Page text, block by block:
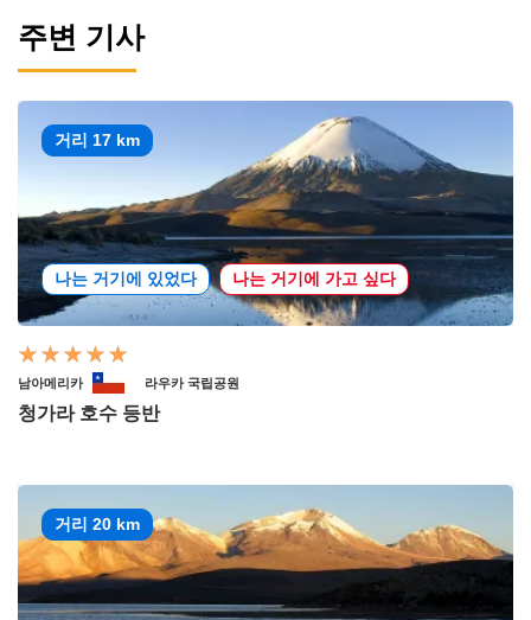
주변 기사
거리 17 km
나는 거기에 있었다 나는 거기에 가고 싶다
남아메리카 라우카 국립공원
청가라 호수 등반
거리 20 km